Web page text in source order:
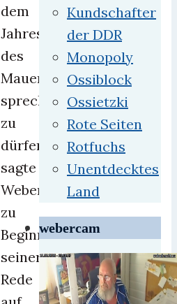
dem
Jahrestag
des
Mauersturzes
sprechen
zu
dürfen,
sagte
Weberknecht
zu
Beginn
seiner
Rede
Kundschafter
der DDR
Monopoly
Ossiblock
Ossietzki
Rote Seiten
Rotfuchs
Unentdecktes
Land
webercam